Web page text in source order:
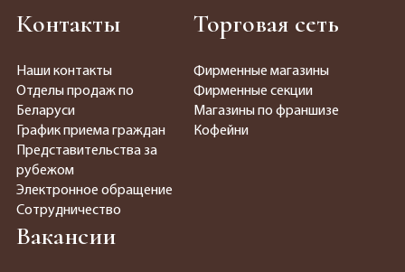
Контакты
Наши контакты
Отделы продаж по
Беларуси
График приема граждан
Представительства за
рубежом
Электронное обращение
Сотрудничество
Торговая сеть
Фирменные магазины
Фирменные секции
Магазины по франшизе
Кофейни
Вакансии